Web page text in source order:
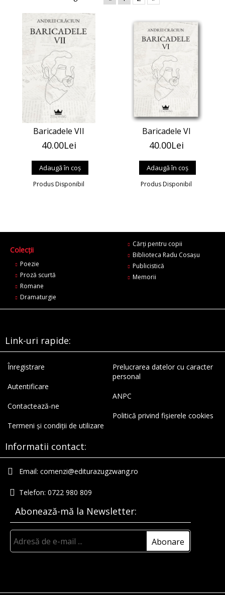
Baricadele VII
40.00Lei
Produs Disponibil
Baricadele VI
40.00Lei
Produs Disponibil
Colecții
Poezie
Proză scurtă
Romane
Dramaturgie
Cărți pentru copii
Biblioteca Radu Cosaşu
Publicistică
Memorii
Link-uri rapide:
Înregistrare
Autentificare
Contactează-ne
Termeni și condiții de utilizare
Prelucrarea datelor cu caracter
personal
ANPC
Politică privind fișierele cookies
Informatii contact:
Email: comenzi@editurazugzwang.ro
Telefon: 0722 980 809
Abonează-mă la Newsletter: